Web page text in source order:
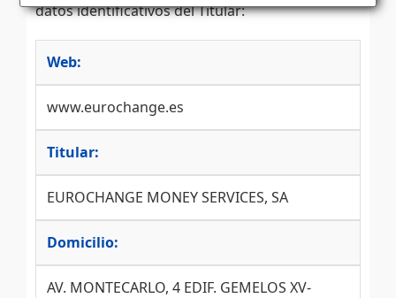
datos identificativos del Titular:
Web:
www.eurochange.es
Titular:
EUROCHANGE MONEY SERVICES, SA
Domicilio:
AV. MONTECARLO, 4 EDIF. GEMELOS XV-